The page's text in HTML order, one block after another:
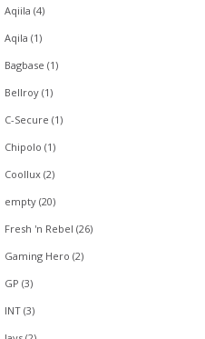
Aqiila (4)
Aqila (1)
Bagbase (1)
Bellroy (1)
C-Secure (1)
Chipolo (1)
Coollux (2)
empty (20)
Fresh 'n Rebel (26)
Gaming Hero (2)
GP (3)
INT (3)